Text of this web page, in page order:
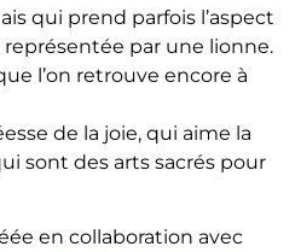
qui prend parfois l’aspect
par une lionne.
l’on retrouve encore à
de la joie, qui aime la
sont des arts sacrés pour
en collaboration avec